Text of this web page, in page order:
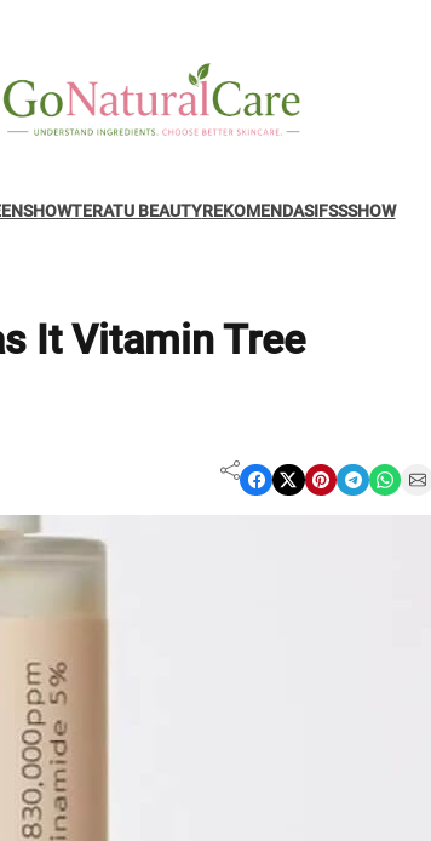
TERATU BEAUTYREKOMENDASIFSSSHOW
It Vitamin Tree
Share on Facebook Share on X Share on Pinterest Share on Telegram Share on WhatsApp Share on Email